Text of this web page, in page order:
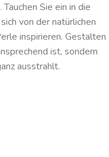
Sie ein in die
von der natürlichen
inspirieren. Gestalten
ist, sondern
ausstrahlt.